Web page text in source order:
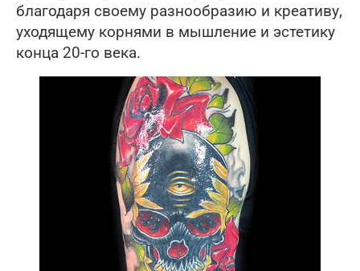
благодаря своему разнообразию и креативу,
уходящему корнями в мышление и эстетику
конца 20-го века.